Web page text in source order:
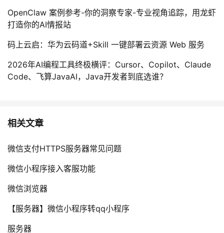
OpenClaw 案例参考-你的洞察专家-专业视角追踪，用龙虾
打造你的AI情报站
码上云启：华为云码道+Skill 一键部署云资源 Web 服务
2026年AI编程工具终极横评：Cursor、Copilot、Claude
Code、飞算JavaAI，Java开发者到底选谁？
相关文章
微信支付HTTPS服务器常见问题
微信小程序接入客服功能
微信浏览器
【服务器】微信小程序转qq小程序
服务器